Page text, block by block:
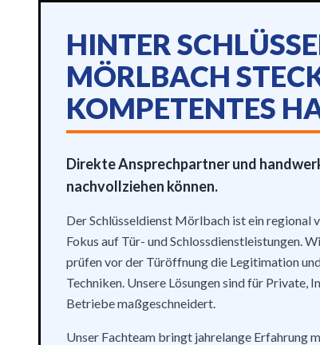
HINTER
MÖRLBACH
KOMPETENTES
Direkte Ansprechpartner und
nachvollziehen können.
Der Schlüsseldienst Mörlbach ist ein regional
Fokus auf Tür- und Schlossdienstleistungen.
prüfen vor der Türöffnung die Legitimation
Techniken. Unsere Lösungen sind für Private,
Betriebe maßgeschneidert.
Unser Fachteam bringt jahrelange Erfahrung